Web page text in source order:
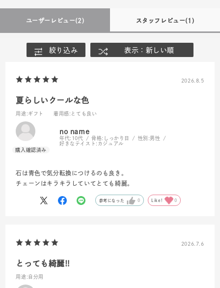
ユーザーレビュー(2) スタッフレビュー(1)
絞り込み 表示：新しい順
2026.8.5
夏らしいクールな色
用途 :ギフト 着用感 :とても良い
no name
年代: 10代 骨格: しっかり目 性別: 男性
好きなテイスト: カジュアル
石は青色で気分転換につけるのも良き。
チェーンはキラキラしていてとても綺麗。
参考になった 0 Like! 0
2026.7.6
とっても綺麗‼️
用途 :自分用